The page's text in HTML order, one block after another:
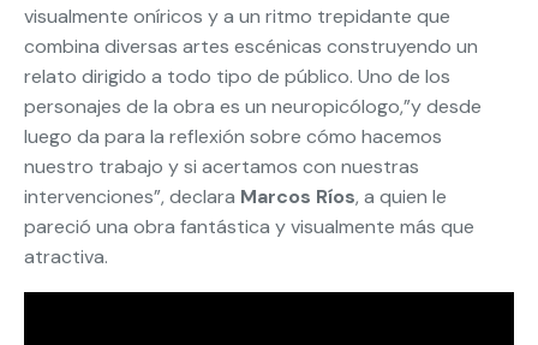
visualmente oníricos y a un ritmo trepidante que
combina diversas artes escénicas construyendo un
relato dirigido a todo tipo de público. Uno de los
personajes de la obra es un neuropicólogo,”y desde
luego da para la reflexión sobre cómo hacemos
nuestro trabajo y si acertamos con nuestras
intervenciones”, declara Marcos Ríos, a quien le
pareció una obra fantástica y visualmente más que
atractiva.